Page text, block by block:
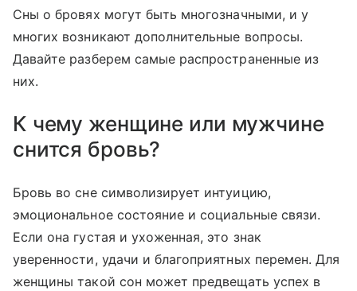
Сны о бровях могут быть многозначными, и у
многих возникают дополнительные вопросы.
Давайте разберем самые распространенные из
них.
К чему женщине или мужчине
снится бровь?
Бровь во сне символизирует интуицию,
эмоциональное состояние и социальные связи.
Если она густая и ухоженная, это знак
уверенности, удачи и благоприятных перемен. Для
женщины такой сон может предвещать успех в